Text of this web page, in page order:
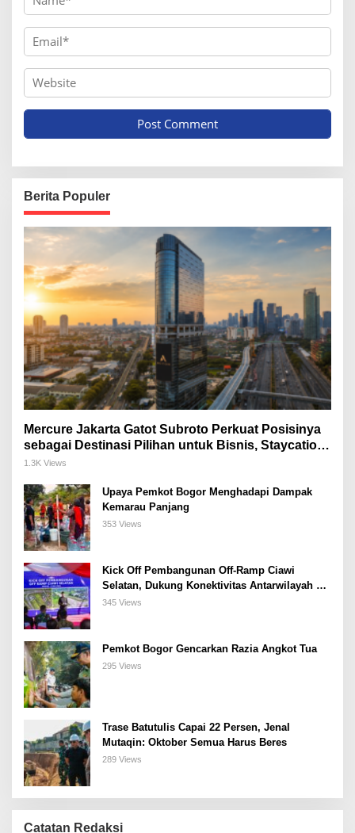
Berita Populer
Mercure Jakarta Gatot Subroto Perkuat Posisinya
sebagai Destinasi Pilihan untuk Bisnis, Staycation,
Meeting, dan Kuliner di Jakarta Selatan
1.3K Views
Upaya Pemkot Bogor Menghadapi Dampak
Kemarau Panjang
353 Views
Kick Off Pembangunan Off-Ramp Ciawi
Selatan, Dukung Konektivitas Antarwilayah di
Bogor Selatan
345 Views
Pemkot Bogor Gencarkan Razia Angkot Tua
295 Views
Trase Batutulis Capai 22 Persen, Jenal
Mutaqin: Oktober Semua Harus Beres
289 Views
Catatan Redaksi